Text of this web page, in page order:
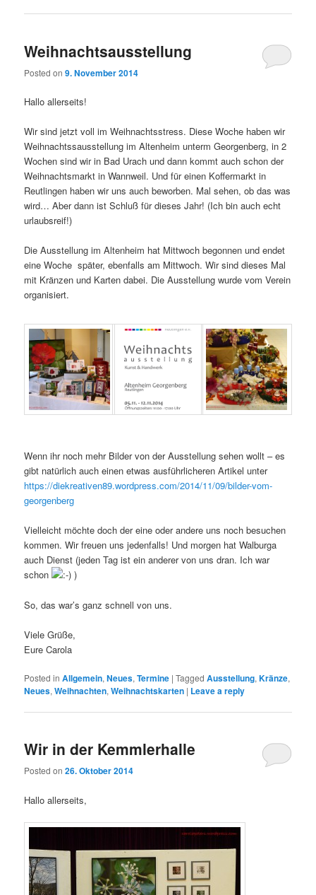
Weihnachtsausstellung
Posted on9. November 2014
Hallo allerseits!
Wir sind jetzt voll im Weihnachtsstress. Diese Woche haben wir
Weihnachtssausstellung im Altenheim unterm Georgenberg, in 2
Wochen sind wir in Bad Urach und dann kommt auch schon der
Weihnachtsmarkt in Wannweil. Und für einen Koffermarkt in
Reutlingen haben wir uns auch beworben. Mal sehen, ob das was
wird… Aber dann ist Schluß für dieses Jahr! (Ich bin auch echt
urlaubsreif!)
Die Ausstellung im Altenheim hat Mittwoch begonnen und endet
eine Woche später, ebenfalls am Mittwoch. Wir sind dieses Mal
mit Kränzen und Karten dabei. Die Ausstellung wurde vom Verein
organisiert.
Wenn ihr noch mehr Bilder von der Ausstellung sehen wollt – es
gibt natürlich auch einen etwas ausführlicheren Artikel unter
https://diekreativen89.wordpress.com/2014/11/09/bilder-vom-
georgenberg
Vielleicht möchte doch der eine oder andere uns noch besuchen
kommen. Wir freuen uns jedenfalls! Und morgen hat Walburga
auch Dienst (jeden Tag ist ein anderer von uns dran. Ich war
schon
)
So, das war’s ganz schnell von uns.
Viele Grüße,
Eure Carola
Posted in Allgemein,Neues,Termine |Tagged Ausstellung,Kränze,
Neues,Weihnachten,Weihnachtskarten | Leave a reply
Wir in der Kemmlerhalle
Posted on26. Oktober 2014
Hallo allerseits,